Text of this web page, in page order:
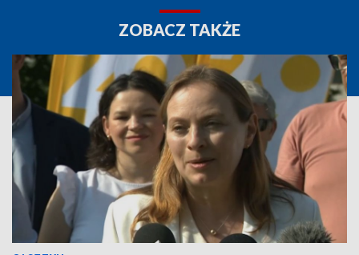
ZOBACZ TAKŻE